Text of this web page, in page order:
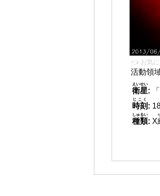
👈 お気に
活動領
衛星
えいせい
:
時刻
じこく
:
種類
しゅるい
: X